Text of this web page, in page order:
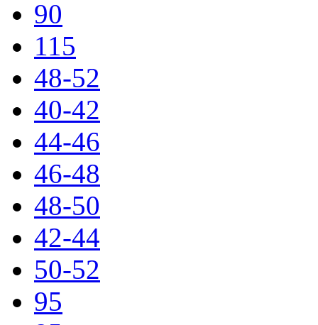
90
115
48-52
40-42
44-46
46-48
48-50
42-44
50-52
95